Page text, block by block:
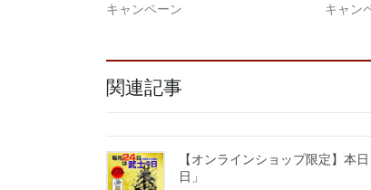
キャンペーン
キャン
関連記事
【オンラインショップ限定】本
日」